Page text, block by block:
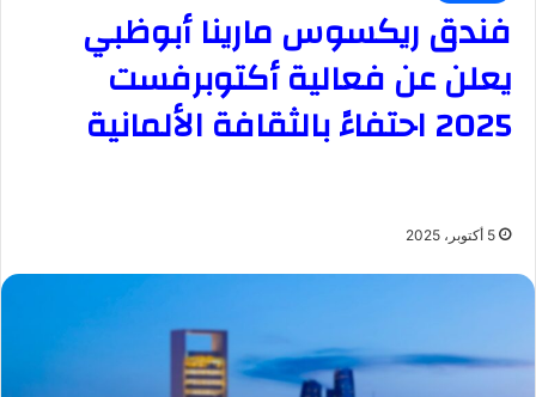
فندق ريكسوس مارينا أبوظبي
يعلن عن فعالية أكتوبرفست
2025 احتفاءً بالثقافة الألمانية
5 أكتوبر، 2025